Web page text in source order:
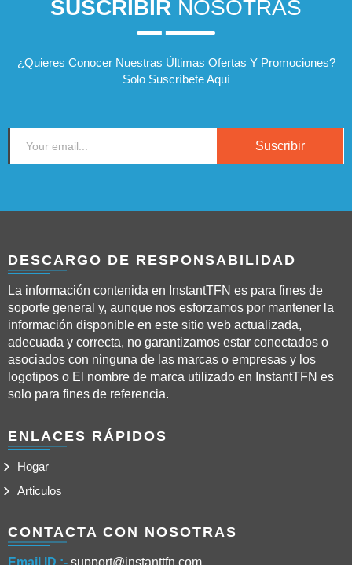
SUSCRIBIR NOSOTRAS
¿Quieres Conocer Nuestras Últimas Ofertas Y Promociones?
Solo Suscríbete Aquí
Suscribir
DESCARGO DE RESPONSABILIDAD
La información contenida en InstantTFN es para fines de
soporte general y, aunque nos esforzamos por mantener la
información disponible en este sitio web actualizada,
adecuada y correcta, no garantizamos estar conectados o
asociados con ninguna de las marcas o empresas y los
logotipos o El nombre de marca utilizado en InstantTFN es
solo para fines de referencia.
ENLACES RÁPIDOS
Hogar
Articulos
CONTACTA CON NOSOTRAS
Email ID.:- support@instanttfn.com